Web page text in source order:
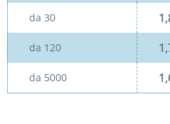
da 30
da 120
da 5000